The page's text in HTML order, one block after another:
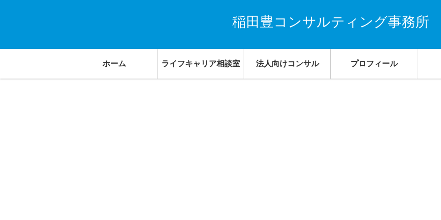
稲田豊コンサルティング事務所
ホーム ライフキャリア相談室 法人向けコンサル プロフィール